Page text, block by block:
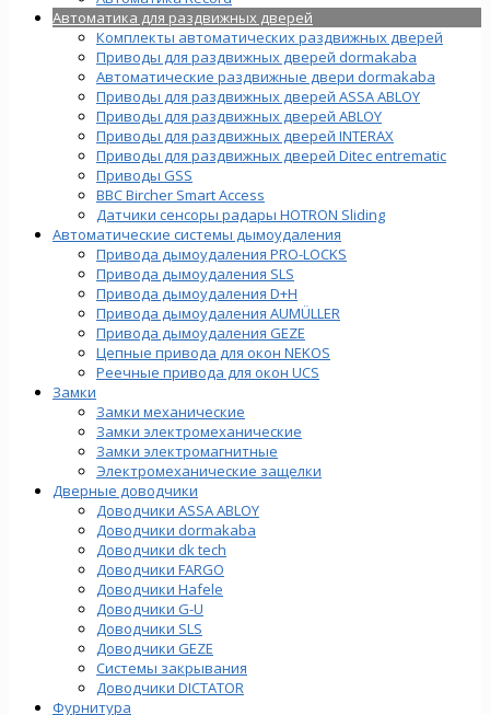
Автоматика для раздвижных дверей
Комплекты автоматических раздвижных дверей
Приводы для раздвижных дверей dormakaba
Автоматические раздвижные двери dormakaba
Приводы для раздвижных дверей ASSA ABLOY
Приводы для раздвижных дверей ABLOY
Приводы для раздвижных дверей INTERAX
Приводы для раздвижных дверей Ditec entrematic
Приводы GSS
BBC Bircher Smart Access
Датчики сенсоры радары HOTRON Sliding
Автоматические системы дымоудаления
Привода дымоудаления PRO-LOCKS
Привода дымоудаления SLS
Привода дымоудаления D+H
Привода дымоудаления AUMÜLLER
Привода дымоудаления GEZE
Цепные привода для окон NEKOS
Реечные привода для окон UСS
Замки
Замки механические
Замки электромеханические
Замки электромагнитные
Электромеханические защелки
Дверные доводчики
Доводчики ASSA ABLOY
Доводчики dormakaba
Доводчики dk tech
Доводчики FARGO
Доводчики Hafele
Доводчики G-U
Доводчики SLS
Доводчики GEZE
Cистемы закрывания
Доводчики DICTATOR
Фурнитура